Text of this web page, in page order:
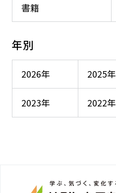
書籍
年別
2026年 2025年
2023年 2022年